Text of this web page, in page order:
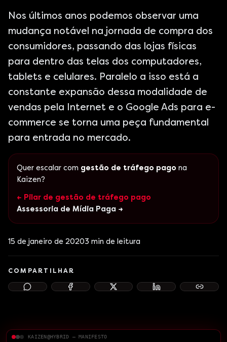
Nos últimos anos podemos observar uma
mudança notável na jornada de compra dos
consumidores, passando das lojas físicas
para dentro das telas dos computadores,
tablets e celulares. Paralelo a isso está a
constante expansão dessa modalidade de
vendas pela Internet e o Google Ads para e-
commerce se torna uma peça fundamental
para entrada no mercado.
Quer escalar com gestão de tráfego pago na
Kaizen?
← Pilar de gestão de tráfego pago
Assessoria de Mídia Paga →
15 de janeiro de 20203 min de leitura
COMPARTILHAR
KAIZEN@HYBRID — MANIFESTO